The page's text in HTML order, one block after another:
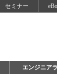
セミナー
エンジニア